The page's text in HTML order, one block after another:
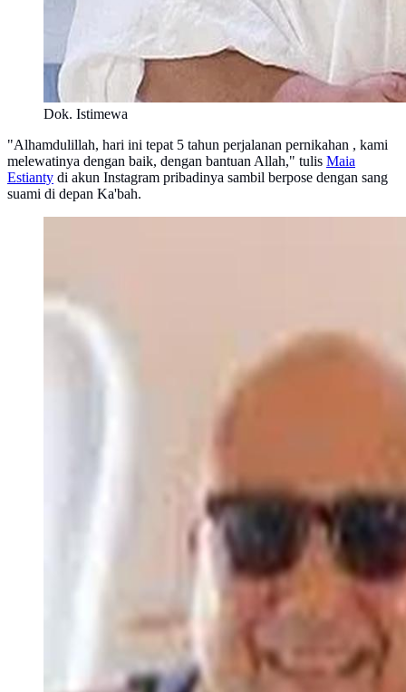
Dok. Istimewa
"Alhamdulillah, hari ini tepat 5 tahun perjalanan pernikahan , kami
melewatinya dengan baik, dengan bantuan Allah," tulis Maia
Estianty di akun Instagram pribadinya sambil berpose dengan sang
suami di depan Ka'bah.